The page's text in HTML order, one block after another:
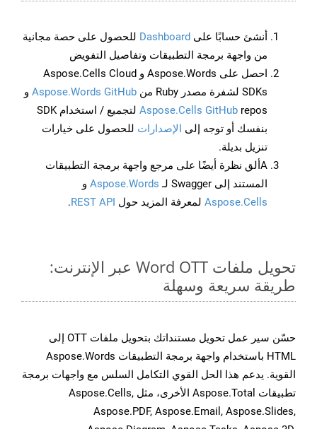
أنشئ حسابًا على Dashboard للحصول على حصة مجانية
من واجهة برمجة التطبيقات وتفاصيل التفويض
احصل على Aspose.Words و Aspose.Cells Cloud
SDKs لشفرة مصدر Ruby من
Aspose.Words GitHub و
Aspose.Cells GitHub
repos لتجميع / استخدام SDK
بنفسك أو توجه إلى الإصدارات للحصول على خيارات
تنزيل بديلة.
Aألق نظرة أيضًا على مرجع واجهة برمجة التطبيقات
المستند إلى Swagger لـ
Aspose.Words و
Aspose.Cells لمعرفة المزيد حول REST API
.
تحويل ملفات Word OTT عبر الإنترنت:
طريقة سريعة وسهلة
حسّن سير عمل تحويل مستنداتك بتحويل ملفات OTT إلى
HTML باستخدام واجهة برمجة التطبيقات Aspose.Words
القوية. يدعم هذا الحل القوي التكامل السلس مع واجهات برمجة
تطبيقات Aspose.Total الأخرى، مثل Aspose.Cells,
Aspose.PDF, Aspose.Email, Aspose.Slides,